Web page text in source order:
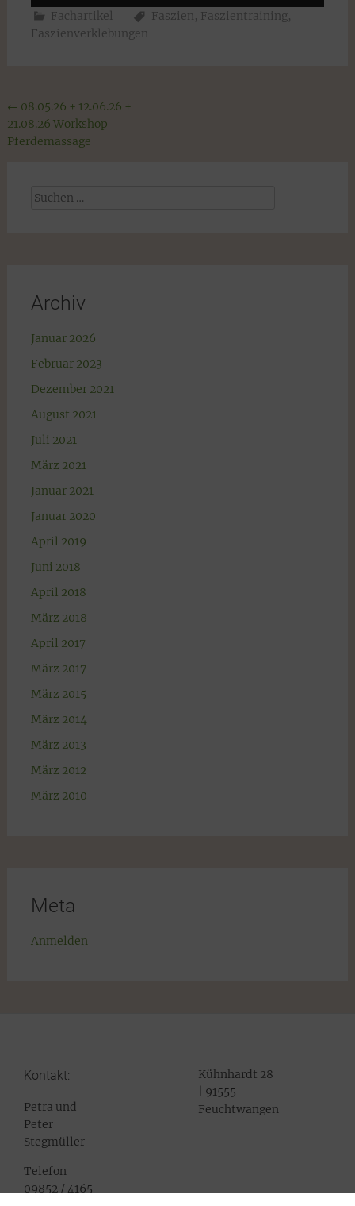
Fachartikel Faszien, Faszientraining,
Faszienverklebungen
Beitragsnavigation
← 08.05.26 + 12.06.26 +
21.08.26 Workshop
Pferdemassage
Suchen
Archiv
Januar 2026
Februar 2023
Dezember 2021
August 2021
Juli 2021
März 2021
Januar 2021
Januar 2020
April 2019
Juni 2018
April 2018
März 2018
April 2017
März 2017
März 2015
März 2014
März 2013
März 2012
März 2010
Meta
Anmelden
Kontakt:
Petra und
Peter
Stegmüller
Telefon
09852 / 4165
Kühnhardt 28
| 91555
Feuchtwangen